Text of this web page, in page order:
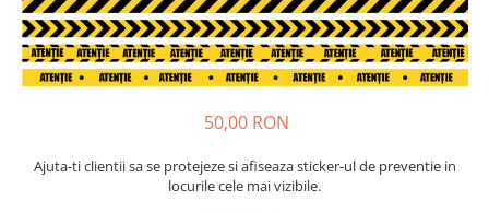
Pesti
Stickere Jungla Cu Animale, Copaci,
Flori, Castele
Stickere Desene Animate
50,00 RON
Ajuta-ti clientii sa se protejeze si afiseaza sticker-ul de preventie in
locurile cele mai vizibile.